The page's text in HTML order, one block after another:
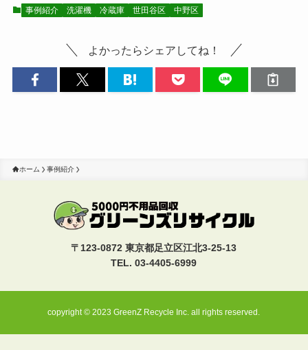
事例紹介 洗濯機 冷蔵庫 世田谷区 中野区
よかったらシェアしてね！
ホーム 事例紹介
〒123-0872 東京都足立区江北3-25-13
TEL. 03-4405-6999
copyright © 2023 GreenZ Recycle Inc. all rights reserved.